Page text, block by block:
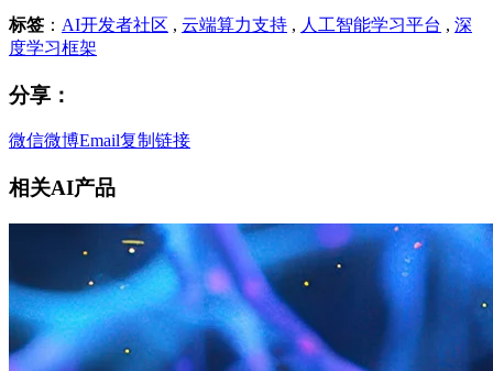
标签 ： AI开发者社区 , 云端算力支持 , 人工智能学习平台 , 深
度学习框架
分享：
微信微博Email复制链接
相关AI产品